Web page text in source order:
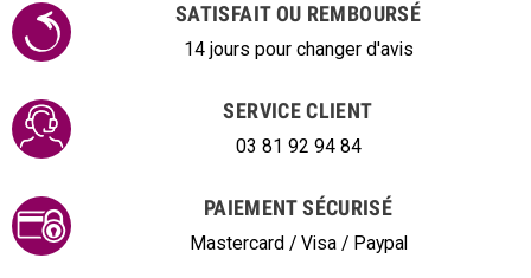
SATISFAIT OU REMBOURSÉ
14 jours pour changer d'avis
SERVICE CLIENT
03 81 92 94 84
PAIEMENT SÉCURISÉ
Mastercard / Visa / Paypal